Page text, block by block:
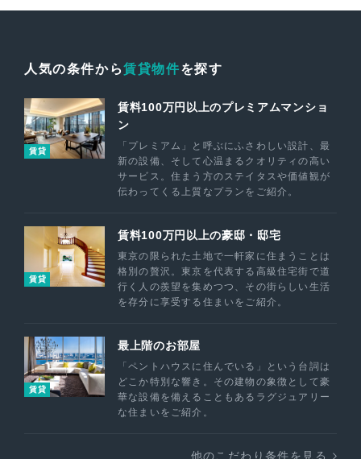
人気の条件から賃貸物件を探す
賃貸
賃料100万円以上のプレミアムマンショ
ン
「プレミアム」と呼ぶにふさわしい設計、最
新の設備、そして心温まるクオリティの高い
サービス。住まう方のステイタスや価値観が
伝わってくる上質なプランをご紹介。
賃貸
賃料100万円以上の豪邸・邸宅
東京の限られた土地で一軒家に住まうことは
格別の贅沢。東京を代表する高級住宅街で道
行く人の羨望を集めつつ、その街らしい生活
を存分に享受する住まいをご紹介。
賃貸
最上階のお部屋
「ペントハウスに住んでいる」という台詞は
どこか特別な響き。その建物の象徴として豪
華な設備を備えることもあるラグジュアリー
な住まいをご紹介。
他のこだわり条件を見る